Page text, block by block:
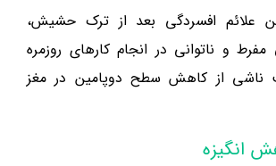
علائم افسردگی بعد از ترک حشیش،
و ناتوانی در انجام کارهای روزمره
ناشی از کاهش سطح دوپامین در مغز
انگیزه